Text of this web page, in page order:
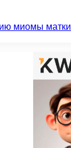
миомы матки